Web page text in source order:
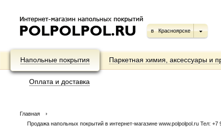
в Красноярске
Напольные покрытия Паркетная химия, аксессуары и
Оплата и доставка
Главная
Продажа напольных покрытий в интернет-магазине www.polpolpol.ru Тел: